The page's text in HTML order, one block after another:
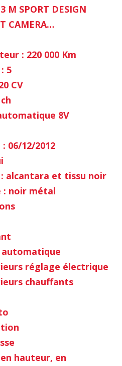
M SPORT DESIGN
CAMERA…
: 220 000 Km
5
CV
8V
06/12/2012
alcantara et tissu noir
: noir métal
automatique
réglage électrique
chauffants
hauteur, en